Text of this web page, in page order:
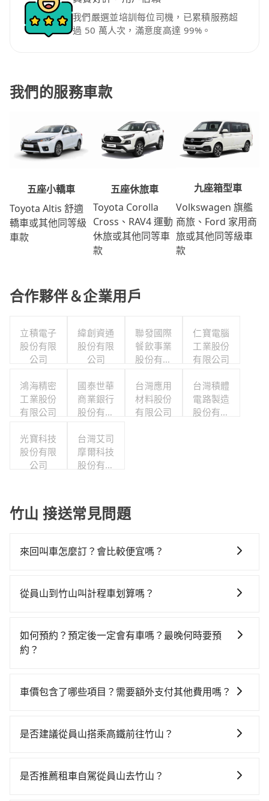
我們嚴選並培訓每位司機，已累積服務超
過 50 萬人次，滿意度高達 99%。
我們的服務車款
五座小轎車
Toyota Altis 舒適
轎車或其他同等級
車款
五座休旅車
Toyota Corolla
Cross、RAV4 運動
休旅或其他同等車
款
九座箱型車
Volkswagen 旗艦
商旅、Ford 家用商
旅或其他同等級車
款
合作夥伴＆企業用戶
立積電子
股份有限
公司
緯創資通
股份有限
公司
聯發國際
餐飲事業
股份有限
仁寶電腦
工業股份
有限公司
鴻海精密
工業股份
有限公司
國泰世華
商業銀行
股份有限
台灣應用
材料股份
有限公司
台灣積體
電路製造
股份有限
光寶科技
股份有限
公司
台灣艾司
摩爾科技
股份有限
竹山 接送常見問題
來回叫車怎麼訂？會比較便宜嗎？
趟車的資訊，所以如果需要來回叫車，請分兩筆訂單預
不限單程或來回。
從員山到竹山叫計程車划算嗎？
灣大車隊、Uber、Line Taxi、Yoxi等。依照里程跳錶計
算，價格約為5,770~8,700元間，但如改預約tripool可
度為雙北的0.9%，也就是說要臨時叫到小黃的難度是台
事先做好規劃。再加上宜蘭縣有些計程車司機不按錶計
便宜，但當你們人數超過四位時，叫兩輛計程車的費用
如何預約？預定後一定會有車嗎？最晚何時要預
約？
輸入上下車地點或地址，三秒內即可查到真實價格，照
確認信，如此就完成預約了，而司機與車輛的詳細資
以前完成預約，越早下訂價格越低價，如臨時需要，前
車價包含了哪些項目？需要額外支付其他費用嗎？
路費、油資、保險、小費，司機的餐費與住宿費不需要
是否建議從員山搭乘高鐵前往竹山？
計程車前往高鐵站！不過從最早一班車06:15到末班車
是否推薦租車自駕從員山去竹山？